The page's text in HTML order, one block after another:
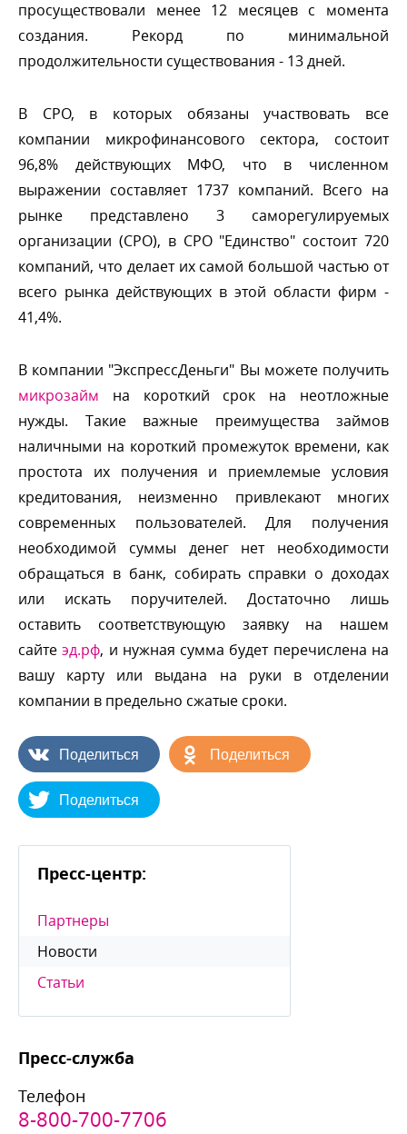
просуществовали менее 12 месяцев с момента
создания. Рекорд по минимальной
продолжительности существования - 13 дней.
СРО, в которых обязаны участвовать все
компании микрофинансового сектора, состоит
96,8% действующих МФО, что в численном
ыражении составляет 1737 компаний. Всего на
рынке представлено 3 саморегулируемых
организации (СРО), в СРО "Единство" состоит 720
компаний, что делает их самой большой частью от
сего рынка действующих в этой области фирм -
41,4%.
компании "ЭкспрессДеньги" Вы можете получить
микрозайм на короткий срок на неотложные
нужды. Такие важные преимущества займо
наличными на короткий промежуток времени, как
простота их получения и приемлемые условия
кредитования, неизменно привлекают многих
современных пользователей. Для получения
необходимой суммы денег нет необходимости
обращаться в банк, собирать справки о доходах
или искать поручителей. Достаточно лишь
оставить соответствующую заявку на нашем
сайтеэд.рф, и нужная сумма будет перечислена на
ашу карту или выдана на руки в отделении
компании в предельно сжатые сроки.
Поделиться Поделиться
Поделиться
Пресс-центр:
Партнеры
Новости
Статьи
Пресс-служба
Телефон
8-800-700-7706